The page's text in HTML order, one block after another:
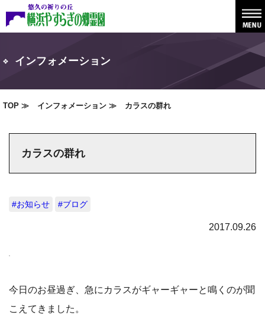
インフォメーション
TOP インフォメーション カラスの群れ
カラスの群れ
#お知らせ #ブログ
2017.09.26
今日のお昼過ぎ、急にカラスがギャーギャーと鳴くのが聞
こえてきました。